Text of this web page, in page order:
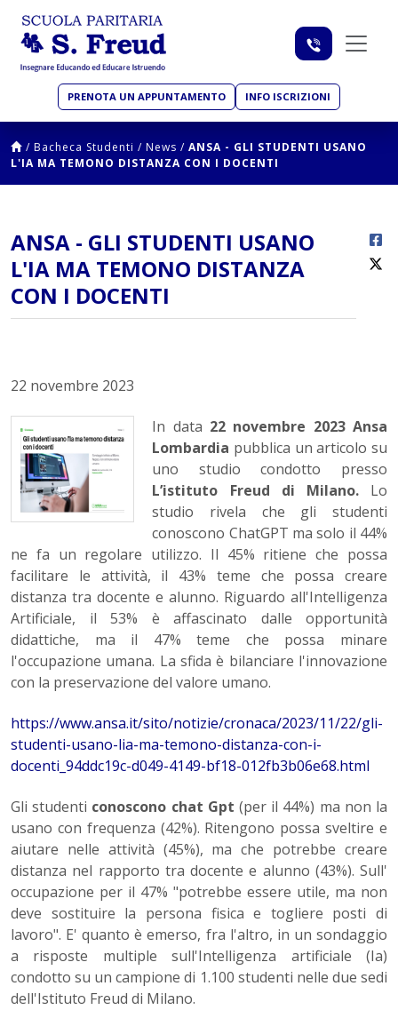
PRENOTA UN APPUNTAMENTO INFO ISCRIZIONI
/ Bacheca Studenti / News / ANSA - GLI STUDENTI USANO
L'IA MA TEMONO DISTANZA CON I DOCENTI
ANSA - GLI STUDENTI USANO
L'IA MA TEMONO DISTANZA
CON I DOCENTI
22 novembre 2023
In data 22 novembre 2023 Ansa
Lombardia pubblica un articolo su
uno studio condotto presso
L’istituto Freud di Milano.Lo
studio rivela che gli studenti
conoscono ChatGPT ma solo il 44%
ne fa un regolare utilizzo. Il 45% ritiene che possa
facilitare le attività, il 43% teme che possa creare
distanza tra docente e alunno. Riguardo all'Intelligenza
Artificiale, il 53% è affascinato dalle opportunità
didattiche, ma il 47% teme che possa minare
l'occupazione umana. La sfida è bilanciare l'innovazione
con la preservazione del valore umano.
https://www.ansa.it/sito/notizie/cronaca/2023/11/22/gli-
studenti-usano-lia-ma-temono-distanza-con-i-
docenti_94ddc19c-d049-4149-bf18-012fb3b06e68.html
Gli studenti conoscono chat Gpt (per il 44%) ma non la
usano con frequenza (42%). Ritengono possa sveltire e
aiutare nelle attività (45%), ma che potrebbe creare
distanza nel rapporto tra docente e alunno (43%). Sull'
occupazione per il 47% "potrebbe essere utile, ma non
deve sostituire la persona fisica e togliere posti di
lavoro". E' quanto è emerso, fra l'altro, in un sondaggio
a risposte multiple sull'Intelligenza artificiale (Ia)
condotto su un campione di 1.100 studenti nelle due sedi
dell'Istituto Freud di Milano.